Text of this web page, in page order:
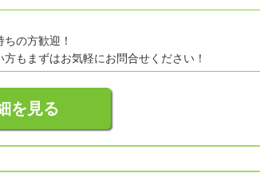
ちの方歓迎！
もまずはお気軽にお問合せください！
を見る